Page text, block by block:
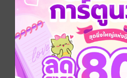
การ์ตูนญี่ปุ่น ดรามา สไลซ์
ซีรีส์
ประเภทไฟล์